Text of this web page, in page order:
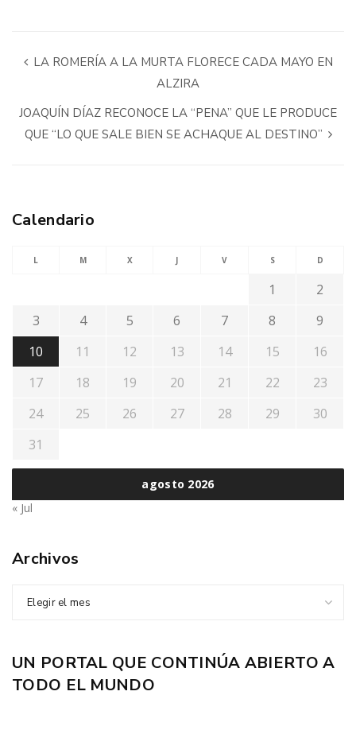
LA ROMERÍA A LA MURTA FLORECE CADA MAYO EN
ALZIRA
JOAQUÍN DÍAZ RECONOCE LA “PENA” QUE LE PRODUCE
QUE “LO QUE SALE BIEN SE ACHAQUE AL DESTINO”
Calendario
agosto 2026
L M X J V S D
1
2
3
4 5 6 7 8
9
10
11 12 13 14 15
16
17
18 19 20 21 22
23
24
25 26 27 28 29
30
31
« Jul
Archivos
Elegir el mes
UN PORTAL QUE CONTINÚA ABIERTO A
TODO EL MUNDO